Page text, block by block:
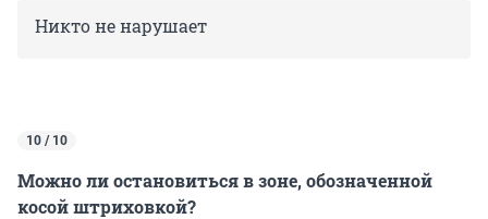
Никто не нарушает
10 / 10
Можно ли остановиться в зоне, обозначенной
косой штриховкой?